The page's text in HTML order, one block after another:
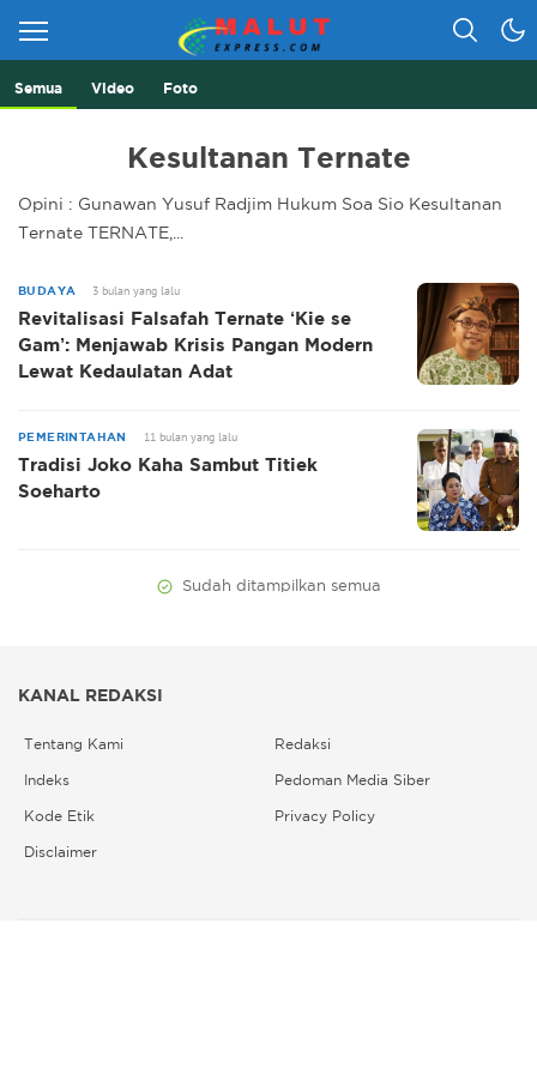
Malut Express
Berita Lebih Cepat
Semua Video Foto
Kesultanan Ternate
Opini : Gunawan Yusuf Radjim Hukum Soa Sio Kesultanan
Ternate TERNATE,...
BUDAYA 3 bulan yang lalu
Revitalisasi Falsafah Ternate ‘Kie se
Gam’: Menjawab Krisis Pangan Modern
Lewat Kedaulatan Adat
PEMERINTAHAN 11 bulan yang lalu
Tradisi Joko Kaha Sambut Titiek
Soeharto
Sudah ditampilkan semua
KANAL REDAKSI
Tentang Kami Redaksi
Indeks Pedoman Media Siber
Kode Etik Privacy Policy
Disclaimer